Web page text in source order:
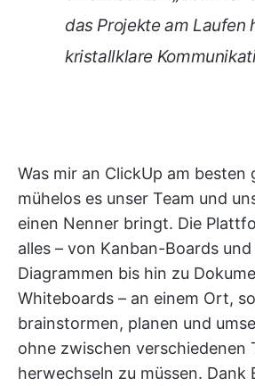
das Projekte am Laufen
kristallklare
Was mir an ClickUp am besten
mühelos es unser Team und
einen Nenner bringt. Die
alles – von Kanban-Boards
Diagrammen bis hin zu
Whiteboards – an einem Ort,
brainstormen, planen und
ohne zwischen verschiedenen
herwechseln zu müssen. Dank